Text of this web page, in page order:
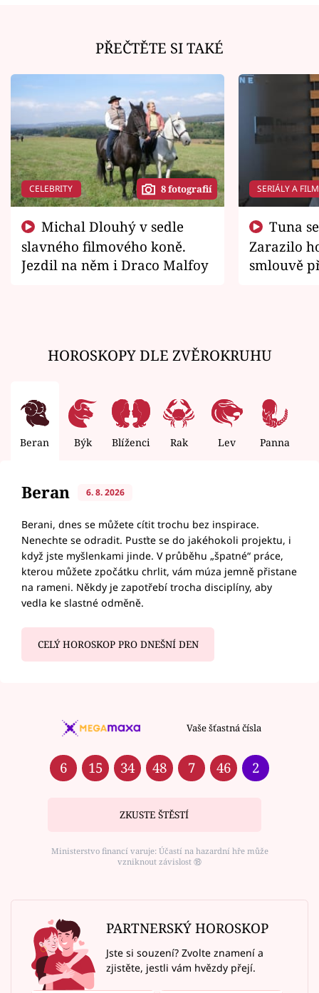
PŘEČTĚTE SI TAKÉ
CELEBRITY 8 fotografií
slavného filmového koně.
Jezdil na něm i Draco Malfoy
SERIÁLY A
Zarazilo
smlouvě
HOROSKOPY DLE ZVĚROKRUHU
Beran Býk Blíženci Rak Lev Panna
Beran 6. 8. 2026
Berani, dnes se můžete cítit trochu bez inspirace.
Nenechte se odradit. Pusťte se do jakéhokoli projektu, i
když jste myšlenkami jinde. V průběhu „špatné“ práce,
kterou můžete zpočátku chrlit, vám múza jemně přistane
na rameni. Někdy je zapotřebí trocha disciplíny, aby
vedla ke slastné odměně.
CELÝ HOROSKOP PRO DNEŠNÍ DEN
Vaše šťastná čísla
6 15 34 48 7 46 2
ZKUSTE ŠTĚSTÍ
Ministerstvo financí varuje: Účastí na hazardní hře může
vzniknout závislost ⑱
PARTNERSKÝ HOROSKOP
Jste si souzení? Zvolte znamení a
zjistěte, jestli vám hvězdy přejí.